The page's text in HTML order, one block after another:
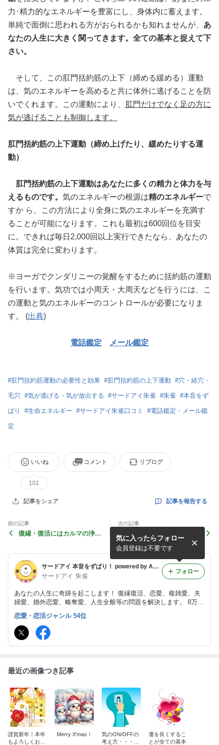
力･精力的なエネルギーを豊富にし、身体内に蓄えます。
単純で面倒に思われる方がおられるかも知れませんが、 あ
なたの人生に大きく関ってきます。全ての基本と捉えて下
さい。
そして、この肛門括約筋の上下（締める緩める）運動
は、気のエネルギーを高めると共に体外に逃げることを防
いでくれます。この運動により、
肛門だけでなく足の方に
気が逃げることも制御します。
肛門括約筋の上下運動（締め上げたり、緩めたりする運
動）
肛門括約筋の上下運動はあなたに多くの精力と体力を与
えるものです。 気のエネルギーの根源は精のエネルギーで
すか ら、この方法により全身に気のエネルギーを充満す
ることが可能になります。これも最初は600回位を目安
に。できれば毎日2,000回以上実行できたなら、あなたの
体質は完全に変わります。
※ヨーガでクンダリニーの覚醒をするために括約筋の運動
を行います。気功では小周天・大周天などを行うには、こ
の運動と気のエネルギーのコントロールが必要になりま
す。 (出典)
電話鑑定 メール鑑定
#肛門括約筋運動の必要性と効果 #肛門括約筋の上下運動 #穴・経穴・
毛穴 #気が逃げる・気が放出する #サードアイ朱雀 #朱雀 #本音をず
ばり #生命エネルギー #サードアイ朱雀口コミ #電話鑑定・メール鑑
定
いいね
101
コメント リブログ
記事をシェア 記事を報告する
前の記事
復縁・復活にはカルマの浄化
次の記事
長期間の交際で進展がない方
へ
サードアイ 本音をずばり！ powered by Ameba
サードアイ 朱雀
あなたの人生に奇跡を起こします！ 復縁復活、恋愛、複雑愛、夫
婦愛、婚外恋愛、略奪愛、人生全般等の問題を解決します。 8万件
（私一人で）を超える実績の鑑定！脅威の的中率！脅威の願望成就
率！を誇ります。真言密教 朱雀流気功 朱雀流行法 朱雀流秘術 霊
視･霊感鑑定
気に入ったらフォロー
会員登録は不要です
フォロー
恋愛・恋活ジャンル 54位
最近の画像つき記事
謹賀新年！本年
もよろしくお願
Merry X'mas！
気のON/OFFの
考え方・・・秘
運を良くするこ
とが全ての基本